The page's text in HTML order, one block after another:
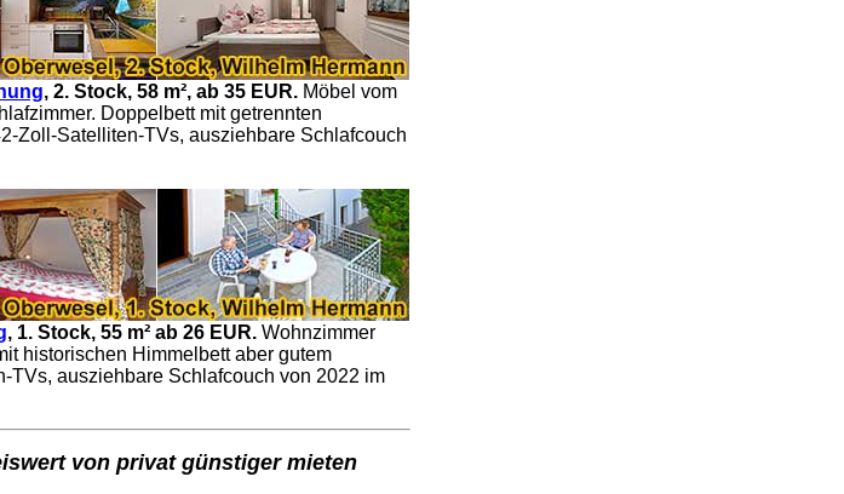
, 2. Stock, 58 m², ab 35 EUR. Möbel vom
Doppelbett mit getrennten
Zoll-Satelliten-TVs, ausziehbare Schlafcouch
, 1. Stock, 55 m² ab 26 EUR. Wohnzimmer
historischen Himmelbett aber gutem
TVs, ausziehbare Schlafcouch von 2022 im
von privat günstiger mieten